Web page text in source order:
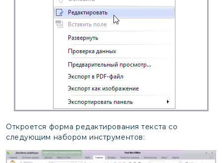
Откроется форма редактирования текста со
следующим набором инструментов: